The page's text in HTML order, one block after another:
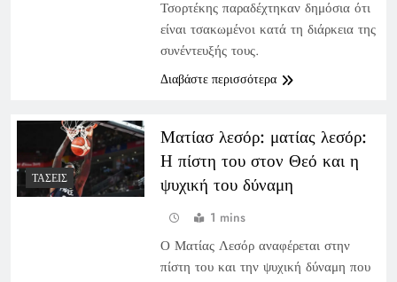
Τσορτέκης παραδέχτηκαν δημόσια ότι
είναι τσακωμένοι κατά τη διάρκεια της
συνέντευξής τους.
Διαβάστε περισσότερα
ΤΆΣΕΙΣ
Ματίασ λεσόρ: ματίας λεσόρ:
Η πίστη του στον Θεό και η
ψυχική του δύναμη
1 mins
Ο Ματίας Λεσόρ αναφέρεται στην
πίστη του και την ψυχική δύναμη που